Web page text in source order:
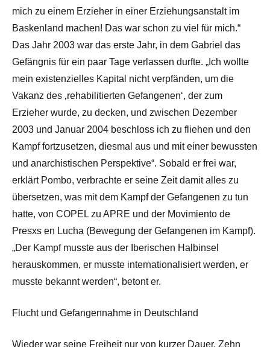
mich zu einem Erzieher in einer Erziehungsanstalt im
Baskenland machen! Das war schon zu viel für mich.“
Das Jahr 2003 war das erste Jahr, in dem Gabriel das
Gefängnis für ein paar Tage verlassen durfte. „Ich wollte
mein existenzielles Kapital nicht verpfänden, um die
Vakanz des ‚rehabilitierten Gefangenen‘, der zum
Erzieher wurde, zu decken, und zwischen Dezember
2003 und Januar 2004 beschloss ich zu fliehen und den
Kampf fortzusetzen, diesmal aus und mit einer bewussten
und anarchistischen Perspektive“. Sobald er frei war,
erklärt Pombo, verbrachte er seine Zeit damit alles zu
übersetzen, was mit dem Kampf der Gefangenen zu tun
hatte, von COPEL zu APRE und der Movimiento de
Presxs en Lucha (Bewegung der Gefangenen im Kampf).
„Der Kampf musste aus der Iberischen Halbinsel
herauskommen, er musste internationalisiert werden, er
musste bekannt werden“, betont er.
Flucht und Gefangennahme in Deutschland
Wieder war seine Freiheit nur von kurzer Dauer. Zehn